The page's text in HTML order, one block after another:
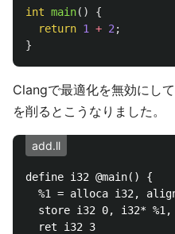
int main()
{
return 1 + 2 ;
}
Clangで最適化を無効にし
を削るとこうなりました。
add.ll
define i32 @main() {
%1 = alloca i32,
store i32 0, i32* %1,
  ret i32 3